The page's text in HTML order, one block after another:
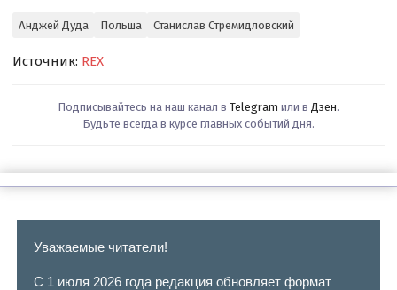
Анджей Дуда Польша Станислав Стремидловский
Источник: REX
Подписывайтесь на наш канал в Telegram или в Дзен.
Будьте всегда в курсе главных событий дня.
Уважаемые читатели!
С 1 июля 2026 года редакция обновляет формат